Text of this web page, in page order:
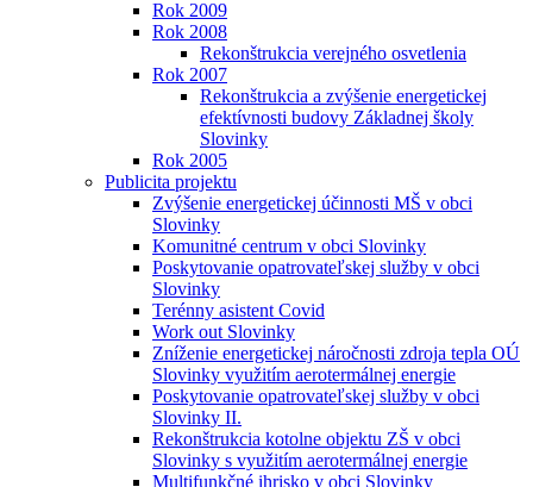
Rok 2009
Rok 2008
Rekonštrukcia verejného osvetlenia
Rok 2007
Rekonštrukcia a zvýšenie energetickej
efektívnosti budovy Základnej školy
Slovinky
Rok 2005
Publicita projektu
Zvýšenie energetickej účinnosti MŠ v obci
Slovinky
Komunitné centrum v obci Slovinky
Poskytovanie opatrovateľskej služby v obci
Slovinky
Terénny asistent Covid
Work out Slovinky
Zníženie energetickej náročnosti zdroja tepla OÚ
Slovinky využitím aerotermálnej energie
Poskytovanie opatrovateľskej služby v obci
Slovinky II.
Rekonštrukcia kotolne objektu ZŠ v obci
Slovinky s využitím aerotermálnej energie
Multifunkčné ihrisko v obci Slovinky